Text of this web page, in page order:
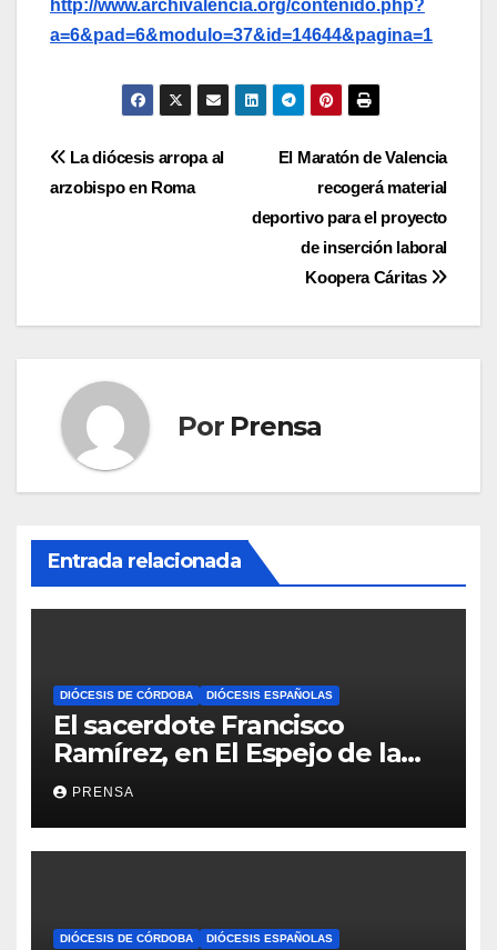
http://www.archivalencia.org/contenido.php?
a=6&pad=6&modulo=37&id=14644&pagina=1
Navegación
El Maratón de Valencia
recogerá material
deportivo para el proyecto
de inserción laboral
Koopera Cáritas
La diócesis arropa al
arzobispo en Roma
Por Prensa
Entrada relacionada
DIÓCESIS DE CÓRDOBA DIÓCESIS ESPAÑOLAS
El sacerdote Francisco
Ramírez, en El Espejo de la
Iglesia
PRENSA
DIÓCESIS DE CÓRDOBA DIÓCESIS ESPAÑOLAS